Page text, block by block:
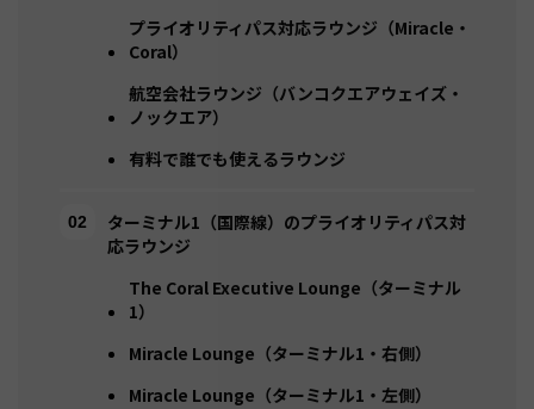
プライオリティパス対応ラウンジ（Miracle・
Coral）
航空会社ラウンジ（バンコクエアウェイズ・
ノックエア）
有料で誰でも使えるラウンジ
ターミナル1（国際線）のプライオリティパス対
応ラウンジ
The Coral Executive Lounge（ターミナル
1）
Miracle Lounge（ターミナル1・右側）
Miracle Lounge（ターミナル1・左側）